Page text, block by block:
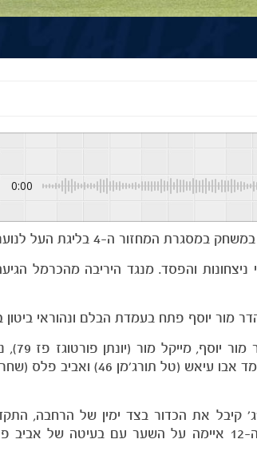
0:00
מור יוסף פתח בעמדת הבלם ונהוראי
: תומר
קיבל את הכדור בצד ימין של הרחבה,
לפינה הקרובה העליונה. מכבי ניסתה לחזור למשחק ובדקה ה-12 איימה על